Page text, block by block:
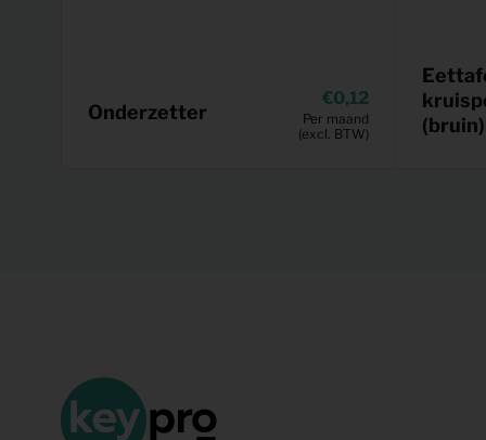
Onderzetter
0,12
Per maand
(excl. BTW)
(bruin)